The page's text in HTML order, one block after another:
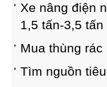
Xe nâng điện
1,5 tấn-3,5 tấn
Mua thùng
Tìm nguồn